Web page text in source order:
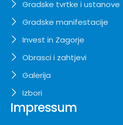
Gradske tvrtke i ustanove
Gradske manifestacije
Invest in Zagorje
Obrasci i zahtjevi
Galerija
Izbori
Impressum